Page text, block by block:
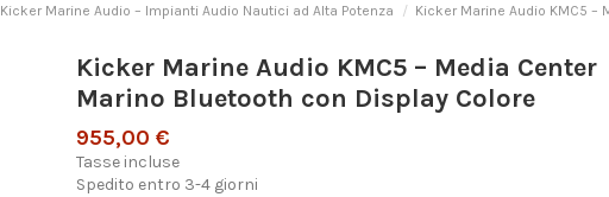
Kicker Marine Audio – Impianti Audio Nautici ad Alta Potenza Kicker Marine Audio KMC5 –
Kicker Marine Audio KMC5 – Media Center
Marino Bluetooth con Display Colore
955,00 €
Tasse incluse
Spedito entro 3-4 giorni